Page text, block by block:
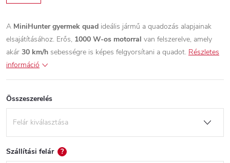
A MiniHunter gyermek quad ideális jármű a quadozás alapjainak
elsajátításához. Erős, 1000 W-os motorral van felszerelve, amely
akár 30 km/h sebességre is képes felgyorsítani a quadot. Részletes
információ
Összeszerelés
Szállítási felár ?